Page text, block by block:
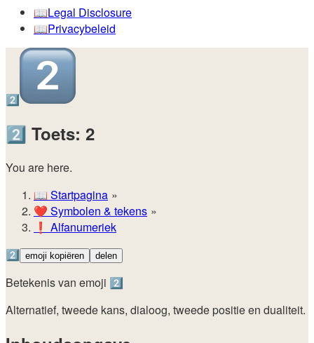
📖️Legal Disclosure
📖️Privacybeleid
2️⃣
2️⃣ Toets: 2
You are here.
📖 Startpagina
❤️ Symbolen & tekens
❗ Alfanumeriek
2️⃣ emoji kopiëren delen
Betekenis van emoji 2️⃣
Alternatief, tweede kans, dialoog, tweede positie en dualiteit.